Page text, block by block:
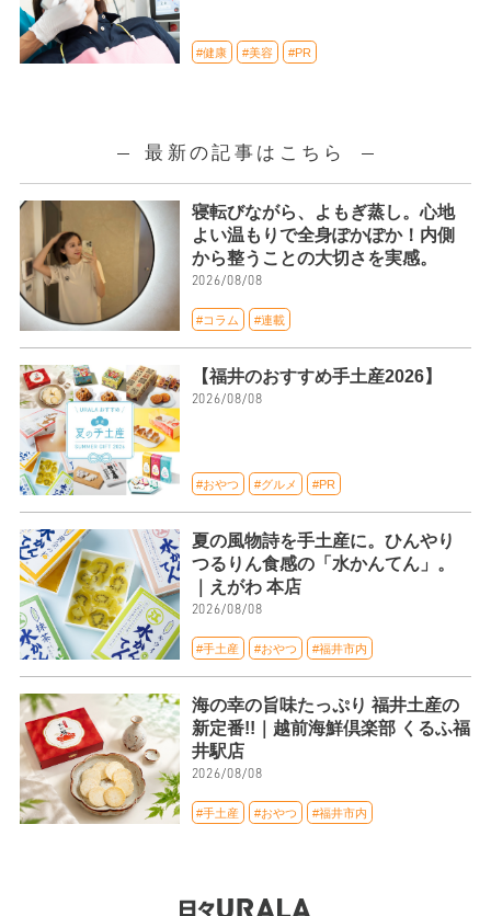
#健康 #美容 #PR
最新の記事はこちら
寝転びながら、よもぎ蒸し。心地
よい温もりで全身ぽかぽか！内側
から整うことの大切さを実感。
2026/08/08
#コラム #連載
【福井のおすすめ手土産2026】
2026/08/08
#おやつ #グルメ #PR
夏の風物詩を手土産に。ひんやり
つるりん食感の「水かんてん」。
｜えがわ 本店
2026/08/08
#手土産 #おやつ #福井市内
海の幸の旨味たっぷり 福井土産の
新定番!!｜越前海鮮倶楽部 くるふ福
井駅店
2026/08/08
#手土産 #おやつ #福井市内